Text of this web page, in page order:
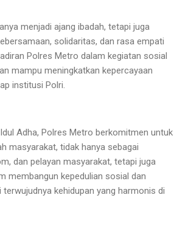
menjadi ajang ibadah, tetapi juga
solidaritas, dan rasa empati
Polres Metro dalam kegiatan sosial
mampu meningkatkan kepercayaan
institusi Polri.
Adha, Polres Metro berkomitmen untuk
masyarakat, tidak hanya sebagai
dan pelayan masyarakat, tetapi juga
membangun kepedulian sosial dan
kehidupan yang harmonis di